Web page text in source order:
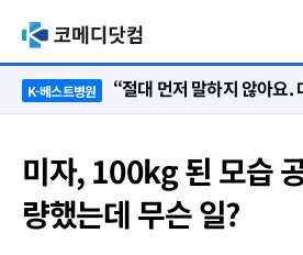
K-베스트병원
미자, 100kg 된 모습
량했는데 무슨 일?